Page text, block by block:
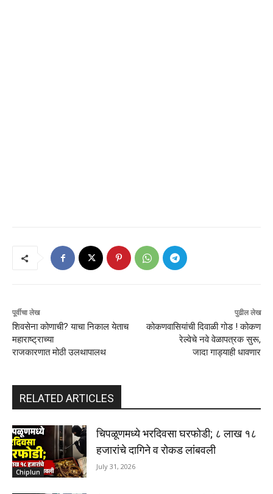
पूर्वीचा लेख
शिवसेना कोणाची? याचा निकाल येताच
महाराष्ट्राच्या
राजकारणात मोठी उलथापालथ
पुढील लेख
कोकणवासियांची दिवाळी गोड ! कोकण
रेल्वेचे नवे वेळापत्रक सुरू,
जादा गाड्याही धावणार
RELATED ARTICLES
Chiplun
चिपळूणमध्ये भरदिवसा घरफोडी; ८ लाख १८
हजारांचे दागिने व रोकड लांबवली
July 31, 2026